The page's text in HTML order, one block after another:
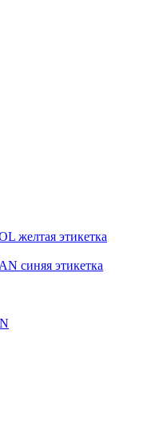
желтая этикетка
синяя этикетка